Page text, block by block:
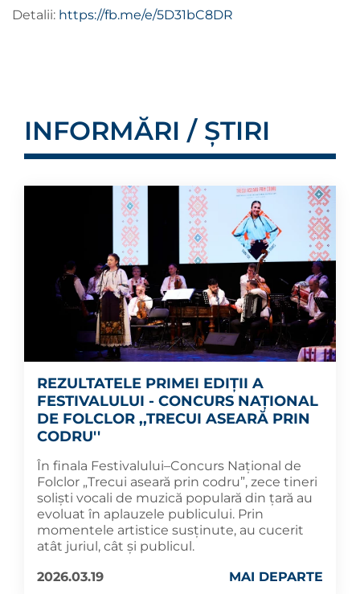
Detalii: https://fb.me/e/5D31bC8DR
INFORMĂRI / ȘTIRI
REZULTATELE PRIMEI EDIȚII A
FESTIVALULUI - CONCURS NAȚIONAL
DE FOLCLOR ,,TRECUI ASEARĂ PRIN
CODRU''
În finala Festivalului–Concurs Național de
Folclor „Trecui aseară prin codru”, zece tineri
soliști vocali de muzică populară din țară au
evoluat în aplauzele publicului. Prin
momentele artistice susținute, au cucerit
atât juriul, cât și publicul.
2026.03.19
MAI DEPARTE